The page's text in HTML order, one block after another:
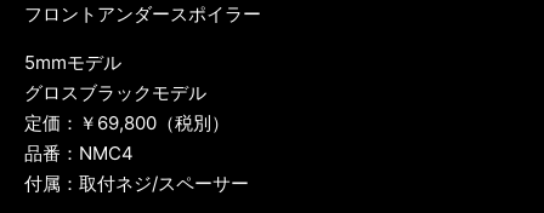
フロントアンダースポイラー
5mmモデル
グロスブラックモデル
定価：￥69,800（税別）
品番：NMC4
付属：取付ネジ/スペーサー